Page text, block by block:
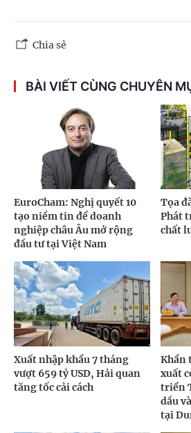
Chia sẻ
BÀI VIẾT CÙNG CHUYÊN
EuroCham: Nghị quyết 10
tạo niềm tin để doanh
nghiệp châu Âu mở rộng
đầu tư tại Việt Nam
Tọa
Phát
chất
Xuất nhập khẩu 7 tháng
vượt 659 tỷ USD, Hải quan
tăng tốc cải cách
Khẩn
xuất
triển
dầu
tại